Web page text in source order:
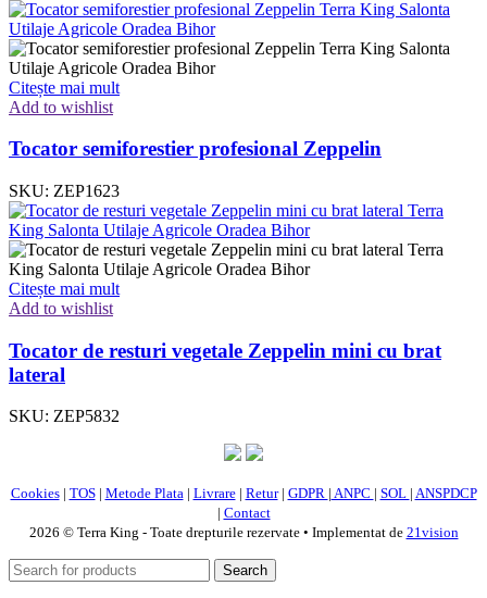
Citește mai mult
Add to wishlist
Tocator semiforestier profesional Zeppelin
SKU: ZEP1623
Citește mai mult
Add to wishlist
Tocator de resturi vegetale Zeppelin mini cu brat
lateral
SKU: ZEP5832
Cookies| TOS| Metode Plata| Livrare| Retur| GDPR | ANPC | SOL | ANSPDCP
| Contact
2026 © Terra King - Toate drepturile rezervate • Implementat de 21vision
Search